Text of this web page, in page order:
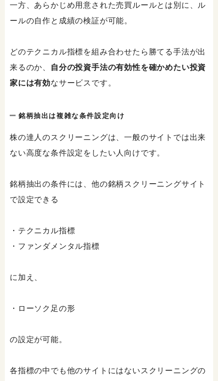
一方、あらかじめ用意された売買ルールとは別に、ル
ールの自作と成績の検証が可能。
どのテクニカル指標を組み合わせたら勝てる手法が出
来るのか、
自分の投資手法の有効性を確かめたい投資
家には有効なサービスです。
銘柄抽出は複雑な条件設定向け
株の達人のスクリーニングは、一般のサイトでは出来
ない高度な条件設定をしたい人向けです。
銘柄抽出の条件には、他の銘柄スクリーニングサイト
で設定できる
・テクニカル指標
・ファンダメンタル指標
に加え、
・ローソク足の形
の設定が可能。
各指標の中でも他のサイトにはないスクリーニングの